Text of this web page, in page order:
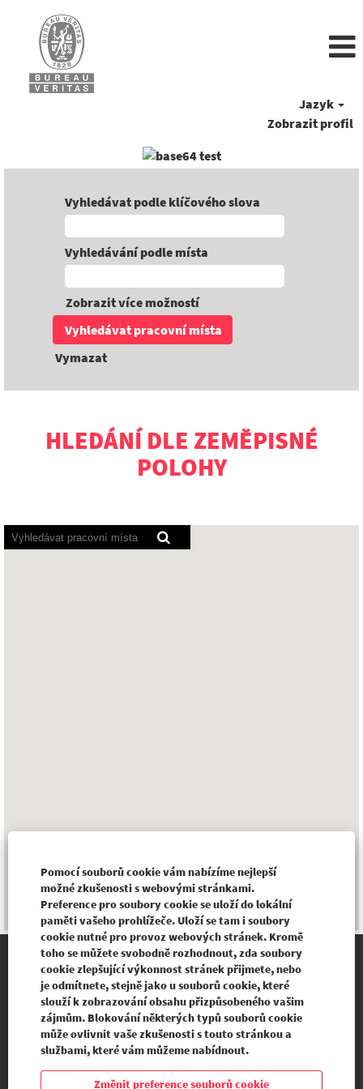
Pomocí souborů cookie vám nabízíme nejlepší
možné zkušenosti s webovými stránkami.
Preference pro soubory cookie se uloží do lokální
paměti vašeho prohlížeče. Uloží se tam i soubory
cookie nutné pro provoz webových stránek. Kromě
toho se můžete svobodně rozhodnout, zda soubory
cookie zlepšující výkonnost stránek přijmete, nebo
je odmítnete, stejně jako u souborů cookie, které
slouží k zobrazování obsahu přizpůsobeného vašim
zájmům. Blokování některých typů souborů cookie
může ovlivnit vaše zkušenosti s touto stránkou a
službami, které vám můžeme nabídnout.
Změnit preference souborů cookie
Jazyk
Zobrazit profil
Vyhledávat podle klíčového slova
Vyhledávání podle místa
Zobrazit více možností
Vymazat
HLEDÁNÍ DLE ZEMĚPISNÉ
POLOHY
Čtečky
obrazovky
BVJOURNAL.CZ
O
t
e
v
O
e